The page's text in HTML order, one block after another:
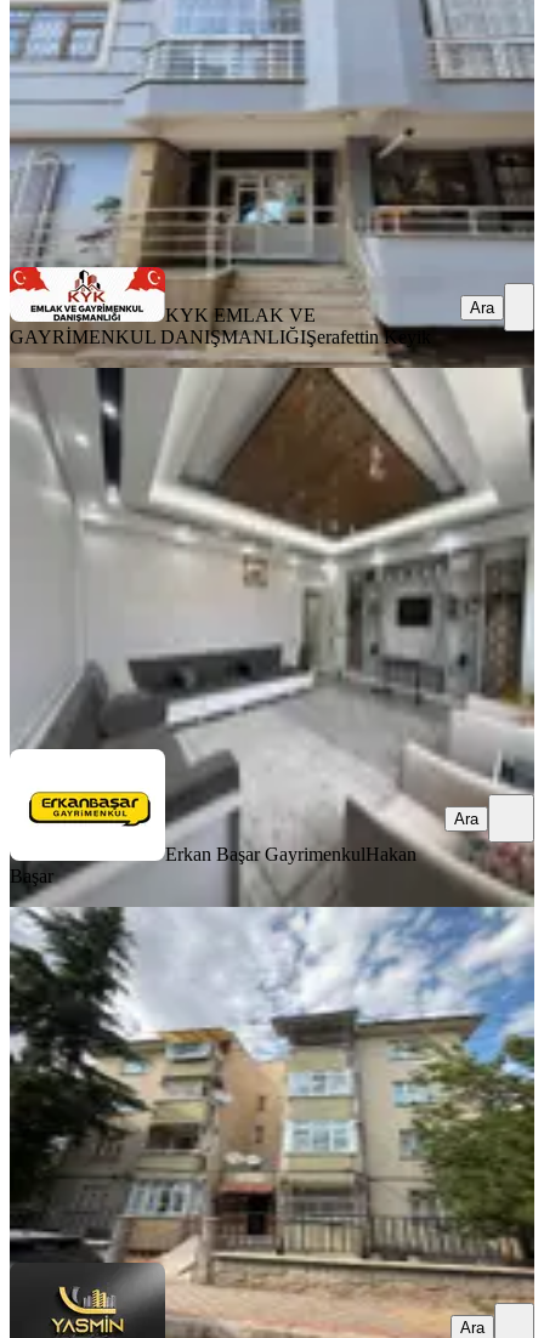
200 m² 3. Kat
6.400.000 ₺
KYK EMLAK VE GAYRİMENKUL DANIŞMANLIĞI
Şerafettin
Keyik
Ara
KYK EMLAK VE
GAYRİMENKUL DANIŞMANLIĞIŞerafettin Keyik
Ara
'' Real M1 Yakını Yenilenmiş 3+1
Geniş Daire ''
Selçuklu, Yazır Mahallesi
3+1·184 m²·4. Kat ·07.08.2026
5.350.000 ₺
Erkan Başar Gayrimenkul Hakan Başar
Erkan Başar GayrimenkulHakan
Başar
Ara
YENİ
Mehmet Akif Mahallesinde Satılık 2+1
Selçuklu, Mehmet Akif Mahallesi
2+1·140 m²·Yüksek giriş·07.08.2026
3.050.000 ₺
Yasemin Emlak Ve GayrimenkulRamazan Bingül
Ara
Ara